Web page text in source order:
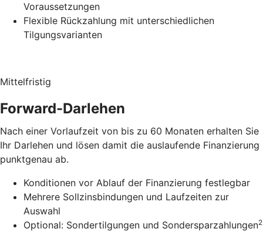
Voraussetzungen
Flexible Rückzahlung mit unterschiedlichen
Tilgungsvarianten
Mittelfristig
Forward-Darlehen
Nach einer Vorlaufzeit von bis zu 60 Monaten erhalten Sie
Ihr Darlehen und lösen damit die auslaufende Finanzierung
punktgenau ab.
Konditionen vor Ablauf der Finanzierung festlegbar
Mehrere Sollzinsbindungen und Laufzeiten zur
Auswahl
Optional: Sondertilgungen und Sondersparzahlungen2